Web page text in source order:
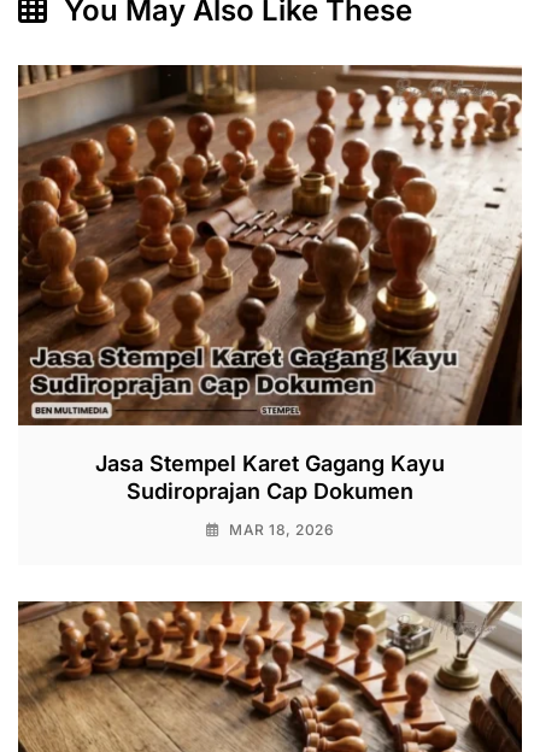
You May Also Like These
Jasa Stempel Karet Gagang Kayu
Sudiroprajan Cap Dokumen
MAR 18, 2026